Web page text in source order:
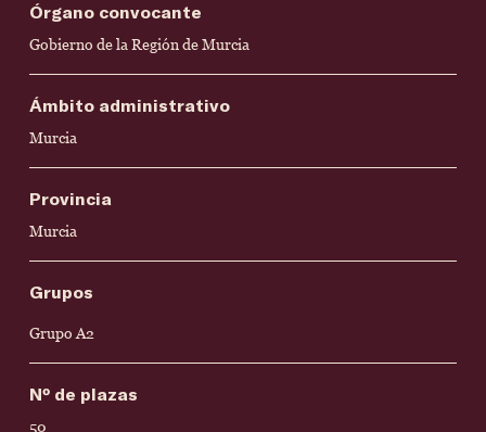
Órgano convocante
Gobierno de la Región de Murcia
Ámbito administrativo
Murcia
Provincia
Murcia
Grupos
Grupo A2
Nº de plazas
50